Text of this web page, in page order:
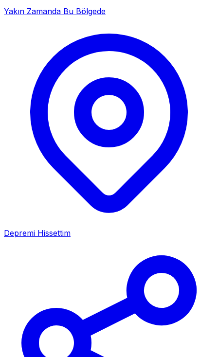
Yakın Zamanda Bu Bölgede
Depremi Hissettim